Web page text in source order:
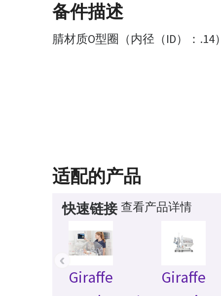
备件描述
腈材质O型圈（内径（ID）：.14
适配的产品
快速链接 查看产品详情
Giraffe
Giraffe
‹